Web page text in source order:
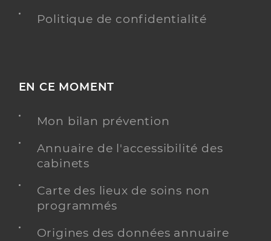
Politique de confidentialité
EN CE MOMENT
Mon bilan prévention
Annuaire de l'accessibilité des
cabinets
Carte des lieux de soins non
programmés
Origines des données annuaire